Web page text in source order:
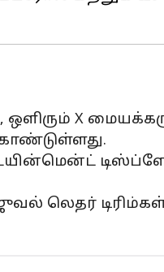
ஒளிரும் X
லெதர்